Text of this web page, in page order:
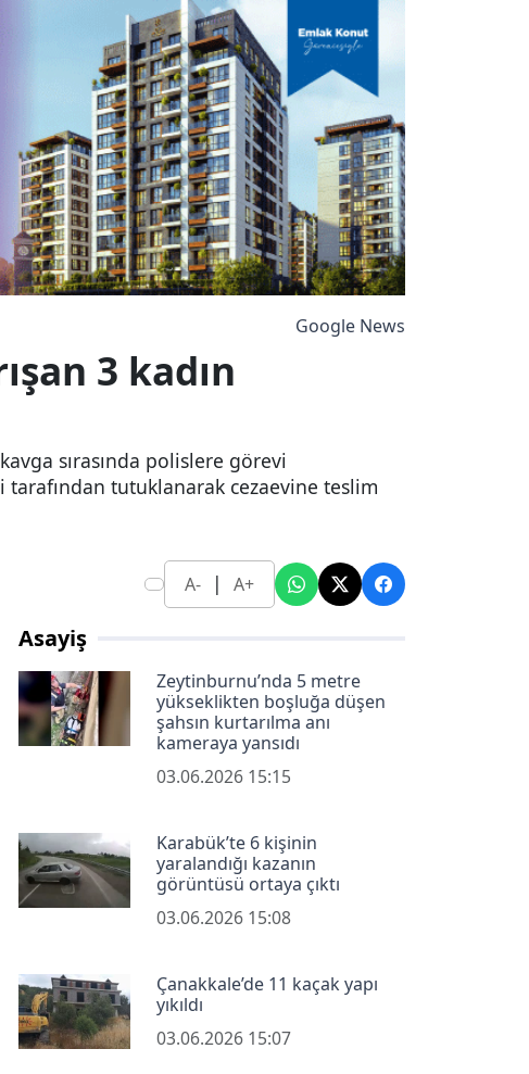
Google News
3 kadın
sırasında polislere görevi
tarafından tutuklanarak cezaevine teslim
A- | A+
Asayiş
Zeytinburnu’nda 5 metre
yükseklikten boşluğa düşen
şahsın kurtarılma anı
kameraya yansıdı
03.06.2026 15:15
Karabük’te 6 kişinin
yaralandığı kazanın
görüntüsü ortaya çıktı
03.06.2026 15:08
Çanakkale’de 11 kaçak yapı
yıkıldı
03.06.2026 15:07